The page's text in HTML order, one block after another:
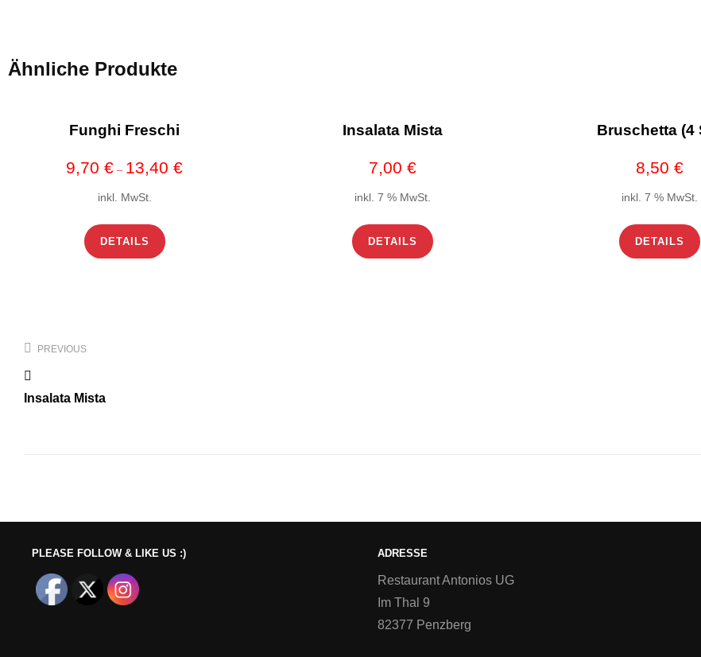
Ähnliche Produkte
Funghi Freschi
9,70€ – 13,40€
inkl. MwSt.
DETAILS
Insalata Mista
7,00 €
inkl. 7 % MwSt.
DETAILS
Bruschetta (4
8,50€
inkl. 7 % MwSt.
DETAILS
PREVIOUS
Insalata Mista
PLEASE FOLLOW & LIKE US :) ADRESSE
Restaurant Antonios UG
Im Thal 9
82377 Penzberg